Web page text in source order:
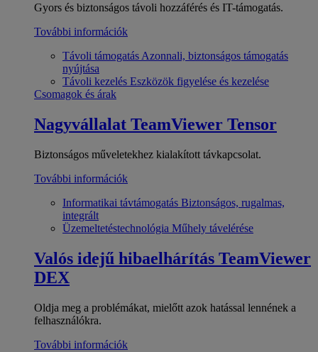
Gyors és biztonságos távoli hozzáférés és IT-támogatás.
További információk
Távoli támogatás Azonnali, biztonságos támogatás
nyújtása
Távoli kezelés Eszközök figyelése és kezelése
Csomagok és árak
Nagyvállalat TeamViewer Tensor
Biztonságos műveletekhez kialakított távkapcsolat.
További információk
Informatikai távtámogatás Biztonságos, rugalmas,
integrált
Üzemeltetéstechnológia Műhely távelérése
Valós idejű hibaelhárítás TeamViewer
DEX
Oldja meg a problémákat, mielőtt azok hatással lennének a
felhasználókra.
További információk